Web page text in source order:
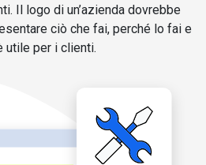
Il logo di un’azienda dovrebbe
ciò che fai, perché lo fai e
utile per i clienti.